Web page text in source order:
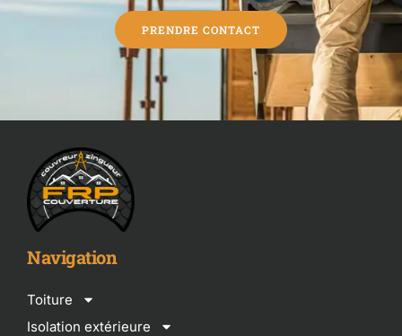
PRENDRE CONTACT
Navigation
Toiture
Isolation extérieure